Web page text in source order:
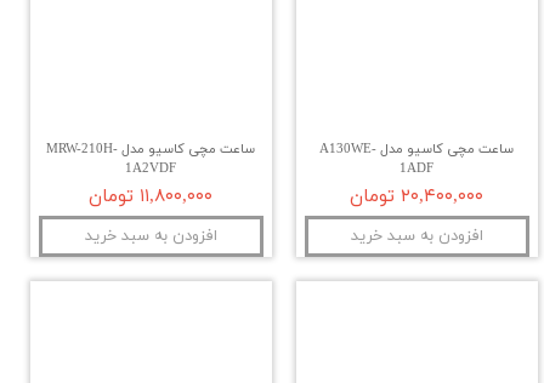
ساعت مچی کاسیو مدل A130WE-
1ADF
۲۰,۴۰۰,۰۰۰ تومان
افزودن به سبد خرید
ساعت مچی کاسیو مدل MRW-210H-
1A2VDF‏
۱۱,۸۰۰,۰۰۰ تومان
افزودن به سبد خرید